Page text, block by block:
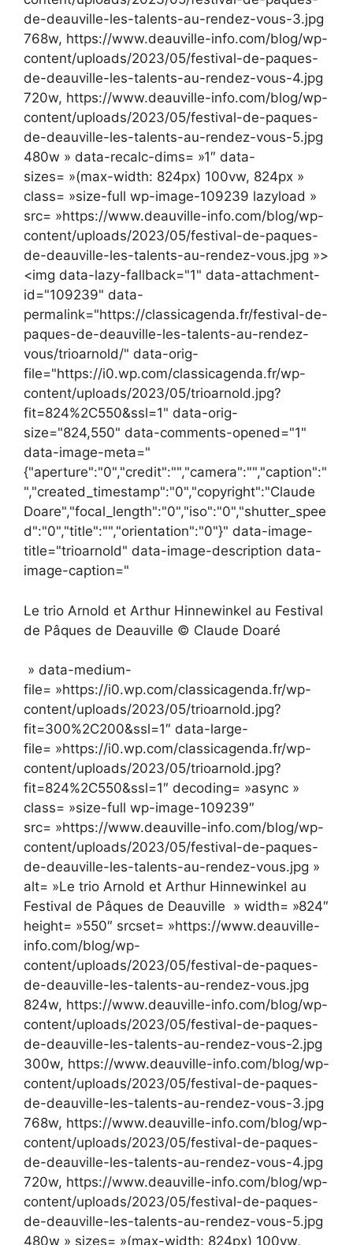
de-deauville-les-talents-au-rendez-vous-3.jpg
768w, https://www.deauville-info.com/blog/wp-
content/uploads/2023/05/festival-de-paques-
de-deauville-les-talents-au-rendez-vous-4.jpg
720w, https://www.deauville-info.com/blog/wp-
content/uploads/2023/05/festival-de-paques-
de-deauville-les-talents-au-rendez-vous-5.jpg
480w » data-recalc-dims= »1″ data-
sizes= »(max-width: 824px) 100vw, 824px »
class= »size-full wp-image-109239 lazyload »
src= »https://www.deauville-info.com/blog/wp-
content/uploads/2023/05/festival-de-paques-
de-deauville-les-talents-au-rendez-vous.jpg »>
<img data-lazy-fallback="1" data-attachment-
id="109239" data-
permalink="https://classicagenda.fr/festival-de-
paques-de-deauville-les-talents-au-rendez-
vous/trioarnold/" data-orig-
file="https://i0.wp.com/classicagenda.fr/wp-
content/uploads/2023/05/trioarnold.jpg?
fit=824%2C550&ssl=1" data-orig-
size="824,550" data-comments-opened="1"
data-image-meta="
{"aperture":"0","credit":"","camera":"","caption":"
","created_timestamp":"0","copyright":"Claude
Doare","focal_length":"0","iso":"0","shutter_spee
d":"0","title":"","orientation":"0"}" data-image-
title="trioarnold" data-image-description data-
image-caption="
Le trio Arnold et Arthur Hinnewinkel au Festival
de Pâques de Deauville © Claude Doaré
» data-medium-
file= »https://i0.wp.com/classicagenda.fr/wp-
content/uploads/2023/05/trioarnold.jpg?
fit=300%2C200&ssl=1″ data-large-
file= »https://i0.wp.com/classicagenda.fr/wp-
content/uploads/2023/05/trioarnold.jpg?
fit=824%2C550&ssl=1″ decoding= »async »
class= »size-full wp-image-109239″
src= »https://www.deauville-info.com/blog/wp-
content/uploads/2023/05/festival-de-paques-
de-deauville-les-talents-au-rendez-vous.jpg »
alt= »Le trio Arnold et Arthur Hinnewinkel au
Festival de Pâques de Deauville » width= »824″
height= »550″ srcset= »https://www.deauville-
info.com/blog/wp-
content/uploads/2023/05/festival-de-paques-
de-deauville-les-talents-au-rendez-vous.jpg
824w, https://www.deauville-info.com/blog/wp-
content/uploads/2023/05/festival-de-paques-
de-deauville-les-talents-au-rendez-vous-2.jpg
300w, https://www.deauville-info.com/blog/wp-
content/uploads/2023/05/festival-de-paques-
de-deauville-les-talents-au-rendez-vous-3.jpg
768w, https://www.deauville-info.com/blog/wp-
content/uploads/2023/05/festival-de-paques-
de-deauville-les-talents-au-rendez-vous-4.jpg
720w, https://www.deauville-info.com/blog/wp-
content/uploads/2023/05/festival-de-paques-
de-deauville-les-talents-au-rendez-vous-5.jpg
480w » sizes= »(max-width: 824px) 100vw,